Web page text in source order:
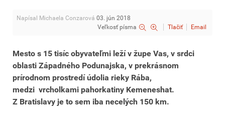
Napísal Michaela Conzarová 03. jún 2018
Veľkosť písma
Tlačiť Email
Mesto s 15 tisíc obyvateľmi leží v župe Vas, v srdci
oblasti Západného Podunajska, v prekrásnom
prírodnom prostredí údolia rieky Rába,
medzi vrcholkami pahorkatiny Kemeneshat.
Z Bratislavy je to sem iba necelých 150 km.